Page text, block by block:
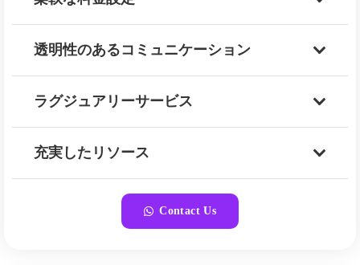
透明性のあるコミュニケーション
ラグジュアリーサービス
充実したリソース
Contact Us